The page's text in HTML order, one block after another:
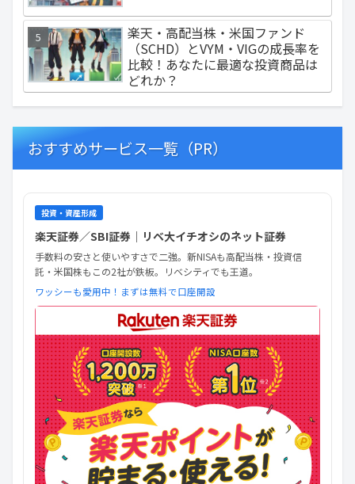
楽天・高配当株・米国ファンド
（SCHD）とVYM・VIGの成長率を
比較！あなたに最適な投資商品は
どれか？
おすすめサービス一覧（PR）
投資・資産形成
楽天証券／SBI証券｜リベ大イチオシのネット証券
手数料の安さと使いやすさで二強。新NISAも高配当株・投資信
託・米国株もこの2社が鉄板。リベシティでも王道。
ワッシーも愛用中！まずは無料で口座開設